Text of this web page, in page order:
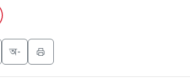
ও ছাত্রলীগের আচরণ ইসরায়েলের মতো: সাদিক
ও পাহাড়ি ঢলে ফুঁসে উঠেছে তিস্তা
অ-